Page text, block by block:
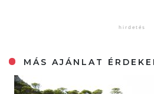
MÁS AJÁNLAT